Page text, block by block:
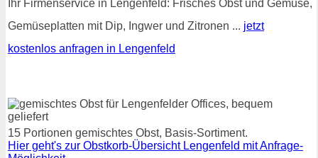
Ihr Firmenservice in Lengenfeld: Frisches Obst und Gemüse,
Gemüseplatten mit Dip, Ingwer und Zitronen ... jetzt
kostenlos anfragen in Lengenfeld
15 Portionen gemischtes Obst, Basis-Sortiment.
Hier geht's zur Obstkorb-Übersicht Lengenfeld mit Anfrage-